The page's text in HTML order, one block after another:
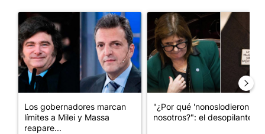
Un artículo de tendencia con el título "Los gobernadores
Los gobernadores marcan
límites a Milei y Massa
reapare...
Un artículo de tendencia con
"¿Por qué 'nonoslodieron' a
nosotros?": el desopilante ...